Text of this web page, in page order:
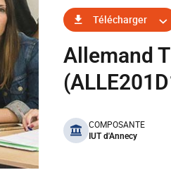
Télécharger
Allemand
benefits
COMPOSANTE
IUT d'Annecy